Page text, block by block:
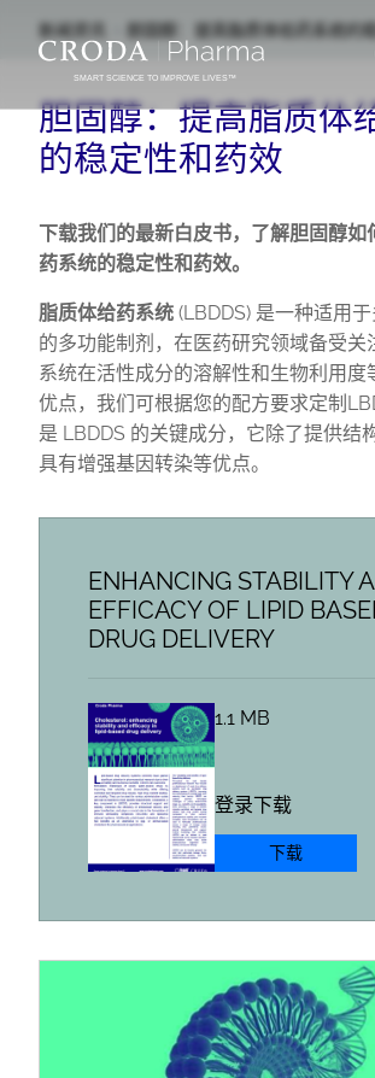
CONTENTSMART SCIENCE TO IMPROVE LIVES™
新闻资讯 胆固醇：提高脂质体给药系统的
胆固醇：提高脂质体
的稳定性和药效
下载我们的最新白皮书，了解胆固醇如
药系统的稳定性和药效。
脂质体给药系统 (LBDDS) 是一种适用
的多功能制剂，在医药研究领域备受关
系统在活性成分的溶解性和生物利用度
优点，我们可根据您的配方要求定制
是 LBDDS 的关键成分，它除了提供结
具有增强基因转染等优点。
ENHANCING STABILITY
EFFICACY OF LIPID
DRUG DELIVERY
1.1 MB
登录下载
下载